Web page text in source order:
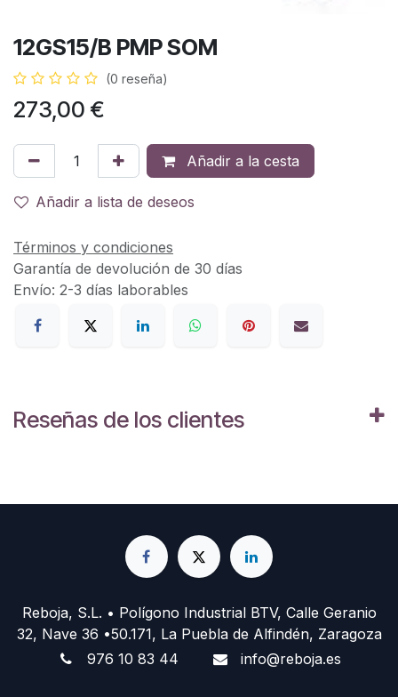
12GS15/B PMP SOM
(0 reseña)
273,00 €
Añadir a la cesta
Añadir a lista de deseos
Términos y condiciones
Garantía de devolución de 30 días
Envío: 2-3 días laborables
Reseñas de los clientes
Reboja, S.L. • Polígono Industrial BTV, Calle Geranio
32, Nave 36 •50.171, La Puebla de Alfindén, Zaragoza
976 10 83 44
info@reboja.es